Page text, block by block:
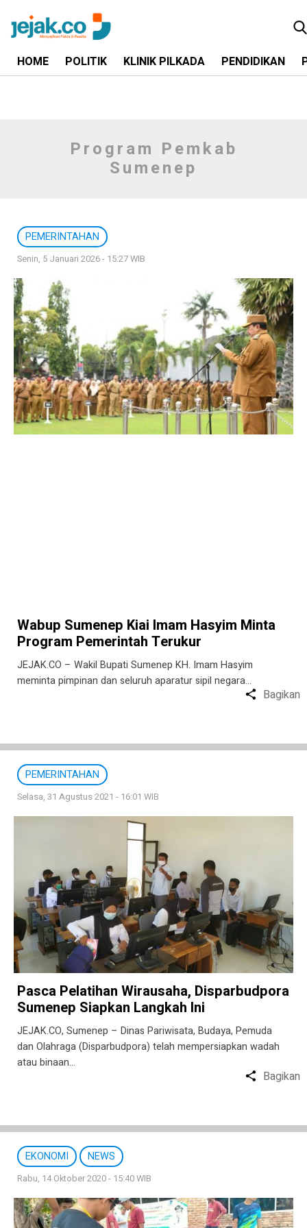
HOME POLITIK KLINIK PILKADA PENDIDIKAN
Program Pemkab
Sumenep
PEMERINTAHAN
Senin, 5 Januari 2026 - 15:27 WIB
Wabup Sumenep Kiai Imam Hasyim Minta
Program Pemerintah Terukur
JEJAK.CO – Wakil Bupati Sumenep KH. Imam Hasyim
meminta pimpinan dan seluruh aparatur sipil negara…
Bagikan
PEMERINTAHAN
Selasa, 31 Agustus 2021 - 16:01 WIB
Pasca Pelatihan Wirausaha, Disparbudpora
Sumenep Siapkan Langkah Ini
JEJAK.CO, Sumenep – Dinas Pariwisata, Budaya, Pemuda
dan Olahraga (Disparbudpora) telah mempersiapkan wadah
atau binaan…
Bagikan
EKONOMI NEWS
Rabu, 14 Oktober 2020 - 15:40 WIB